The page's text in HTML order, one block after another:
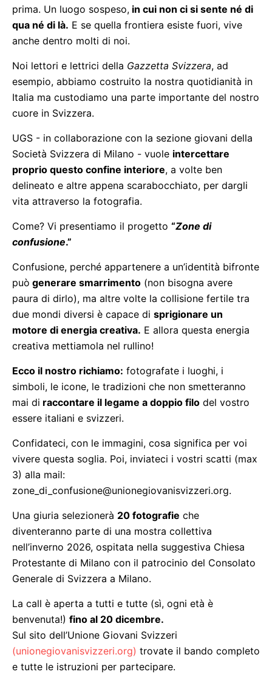
prima. Un luogo sospeso, in cui non ci si sente né di
qua né di là. E se quella frontiera esiste fuori, vive
anche dentro molti di noi.
Noi lettori e lettrici della Gazzetta Svizzera, ad
esempio, abbiamo costruito la nostra quotidianità in
Italia ma custodiamo una parte importante del nostro
cuore in Svizzera.
UGS - in collaborazione con la sezione giovani della
Società Svizzera di Milano - vuole intercettare
proprio questo confine interiore, a volte ben
delineato e altre appena scarabocchiato, per dargli
vita attraverso la fotografia.
Come? Vi presentiamo il progetto “Zone di
confusione.”
Confusione, perché appartenere a un’identità bifronte
può generare smarrimento (non bisogna avere
paura di dirlo), ma altre volte la collisione fertile tra
due mondi diversi è capace di sprigionare un
motore di energia creativa. E allora questa energia
creativa mettiamola nel rullino!
Ecco il nostro richiamo: fotografate i luoghi, i
simboli, le icone, le tradizioni che non smetteranno
mai di raccontare il legame a doppio filo del vostro
essere italiani e svizzeri.
Confidateci, con le immagini, cosa significa per voi
vivere questa soglia. Poi, inviateci i vostri scatti (max
3) alla mail:
zone_di_confusione@unionegiovanisvizzeri.org.
Una giuria selezionerà 20 fotografie che
diventeranno parte di una mostra collettiva
nell’inverno 2026, ospitata nella suggestiva Chiesa
Protestante di Milano con il patrocinio del Consolato
Generale di Svizzera a Milano.
La call è aperta a tutti e tutte (sì, ogni età è
benvenuta!) fino al 20 dicembre.
Sul sito dell’Unione Giovani Svizzeri
(unionegiovanisvizzeri.org) trovate il bando completo
e tutte le istruzioni per partecipare.